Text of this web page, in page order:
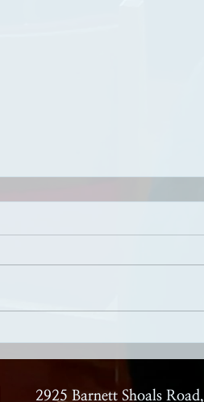
복음적인 삶의 축복
날짜: 7/26/2026 제목: 복음적인 삶
의 첫번째 단계 : 하나님의 자녀로
시되 내가 곧 길이요 진리요 생명
2925 Barnett Shoals Road,